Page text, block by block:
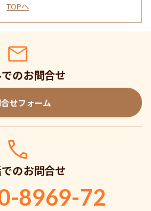
TOPへ
のお問合せ
せフォーム
のお問合せ
8969-72